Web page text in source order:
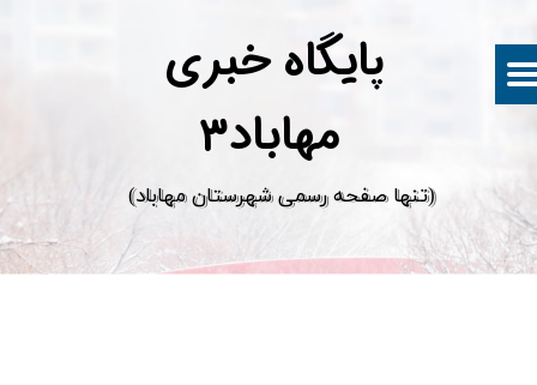
پایگاه خبری
​(تنها صفحه رسمی شهرستان مهاباد)